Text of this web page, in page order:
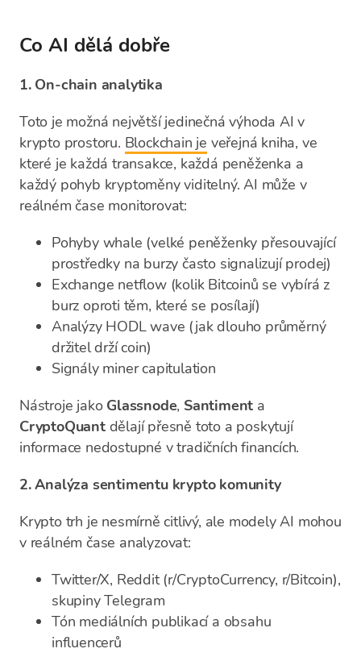
Co AI dělá dobře
1. On-chain analytika
Toto je možná největší jedinečná výhoda AI v
krypto prostoru. Blockchain je veřejná kniha, ve
které je každá transakce, každá peněženka a
každý pohyb kryptoměny viditelný. AI může v
reálném čase monitorovat:
Pohyby whale (velké peněženky přesouvající
prostředky na burzy často signalizují prodej)
Exchange netflow (kolik Bitcoinů se vybírá z
burz oproti těm, které se posílají)
Analýzy HODL wave (jak dlouho průměrný
držitel drží coin)
Signály miner capitulation
Nástroje jako Glassnode, Santiment a
CryptoQuantdělají přesně toto a poskytují
informace nedostupné v tradičních financích.
2. Analýza sentimentu krypto komunity
Krypto trh je nesmírně citlivý, ale modely AI mohou
v reálném čase analyzovat:
Twitter/X, Reddit (r/CryptoCurrency, r/Bitcoin),
skupiny Telegram
Tón mediálních publikací a obsahu
influencerů